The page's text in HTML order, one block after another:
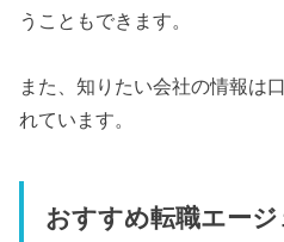
うこともできます。
また、知りたい会社の情報は
れています。
おすすめ転職エージ